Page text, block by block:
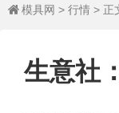
 模具网 > 行情 > 正
生意社